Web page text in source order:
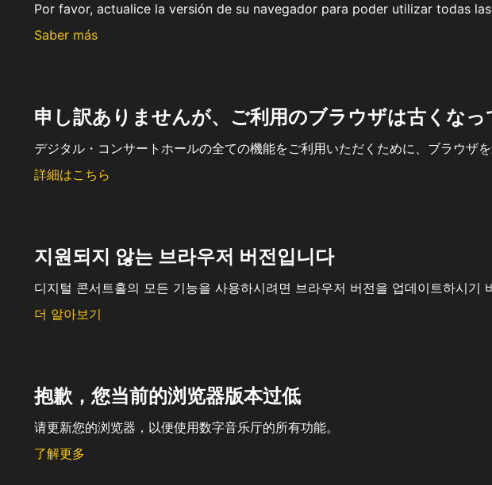
Por favor, actualice la versión de su navegador para poder utilizar todas
Saber más
申し訳ありませんが、ご利用のブラウザは古くな
デジタル・コンサートホールの全ての機能をご利用いただくために、ブラウザ
詳細はこちら
지원되지 않는 브라우저 버전입니다
디지털 콘서트홀의 모든 기능을 사용하시려면 브라우저 버전을 업데이트하시기
더 알아보기
抱歉，您当前的浏览器版本过低
请更新您的浏览器，以便使用数字音乐厅的所有功能。
了解更多